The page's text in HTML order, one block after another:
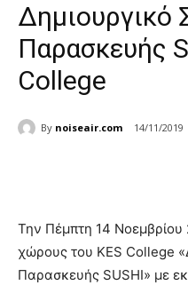
Δημιουργικό
Παρασκευής
College
By noiseair.com 14/11/2019
Την Πέμπτη 14 Νοεμβρίου
χώρους του KES College
Παρασκευής SUSHI» με